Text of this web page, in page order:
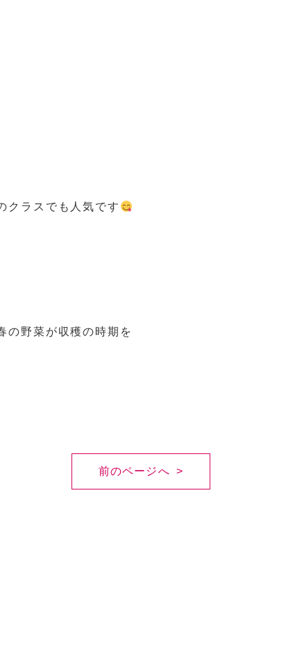
クラスでも人気です
の野菜が収穫の時期を
前のページへ >